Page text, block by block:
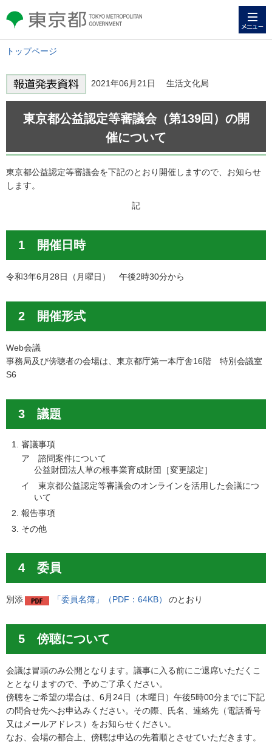
東京都 TOKYO METROPOLITAN
GOVERNMENT
トップページ
2021年06月21日 生活文化局
東京都公益認定等審議会（第139回）の開
催について
東京都公益認定等審議会を下記のとおり開催しますので、お知らせ
します。
記
1 開催日時
令和3年6月28日（月曜日） 午後2時30分から
2 開催形式
Web会議
事務局及び傍聴者の会場は、東京都庁第一本庁舎16階 特別会議室
S6
3 議題
審議事項
ア 諮問案件について
公益財団法人草の根事業育成財団［変更認定］
イ 東京都公益認定等審議会のオンラインを活用した会議につ
いて
報告事項
その他
4 委員
別添 「委員名簿」（PDF：64KB） のとおり
5 傍聴について
会議は冒頭のみ公開となります。議事に入る前にご退席いただくこ
ととなりますので、予めご了承ください。
傍聴をご希望の場合は、6月24日（木曜日）午後5時00分までに下記
の問合せ先へお申込みください。その際、氏名、連絡先（電話番号
又はメールアドレス）をお知らせください。
なお、会場の都合上、傍聴は申込の先着順とさせていただきます。